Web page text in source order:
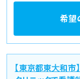
希望
【東京都東大和